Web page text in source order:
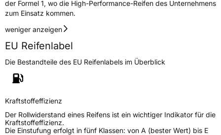
der Formel 1, wo die High-Performance-Reifen des Unternehmens
zum Einsatz kommen.
weniger anzeigen
EU Reifenlabel
Die Bestandteile des EU Reifenlabels im Überblick
Kraftstoffeffizienz
Der Rollwiderstand eines Reifens ist ein wichtiger Indikator für die
Kraftstoffeffizienz.
Die Einstufung erfolgt in fünf Klassen: von A (bester Wert) bis E